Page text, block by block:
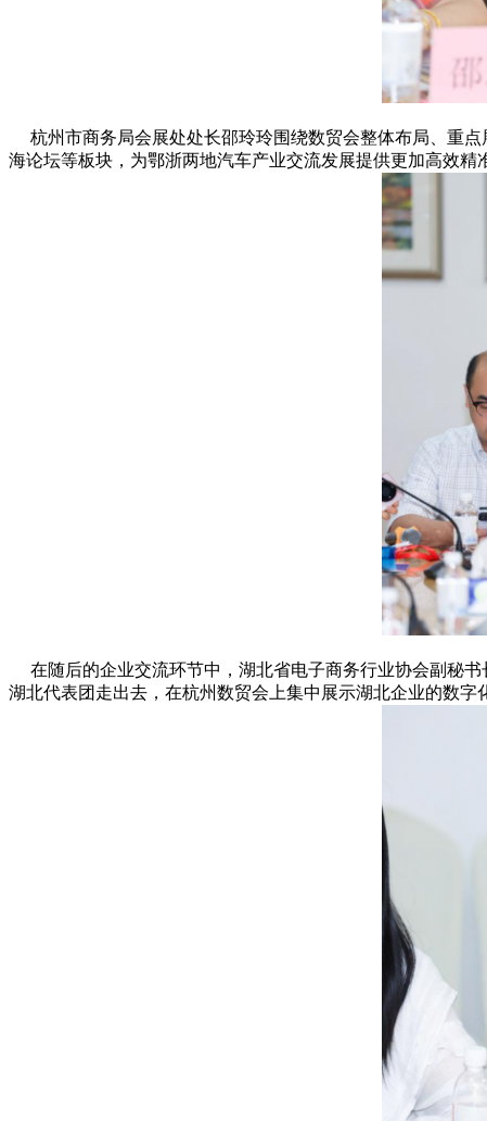
杭州市商务局会展处处长邵玲玲围绕数贸会整体布局、重点
海论坛等板块，为鄂浙两地汽车产业交流发展提供更加高效
在随后的企业交流环节中，湖北省电子商务行业协会副秘书
湖北代表团走出去，在杭州数贸会上集中展示湖北企业的数字